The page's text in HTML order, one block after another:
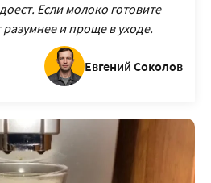
Если молоко готовите
и проще в уходе.
Евгений Соколов